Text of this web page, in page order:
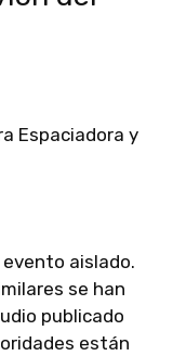
Espaciadora y
evento aislado.
se han
publicado
están